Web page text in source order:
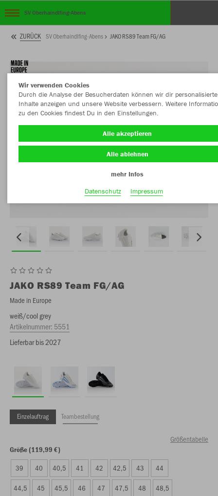
SV Oberhaindlfing-Abens
ZURÜCK SV Oberhaindlfing-Abens JAKO RS89 Team FG/AG
JAKO RS89 Team FG/AG
Made in Europe
weiß/cool grey
Artikelnummer: 5551
Lieferbar bis 2027
Einzelauftrag Teambestellung
Größentabelle
Größe (119,99 €)
39 40 40,5 41 42 42,5 43 44
44,5 45 45,5 46 47 47,5 48 48,5
Wir verwenden Cookies
Durch die Analyse der Besucherdaten können wir dir personalisierte
Inhalte anzeigen und unsere Website verbessern. Weitere
zu den Cookies findest Du in den Einstellungen.
Alle akzeptieren
Alle ablehnen
mehr Infos
Datenschutz
Impressum